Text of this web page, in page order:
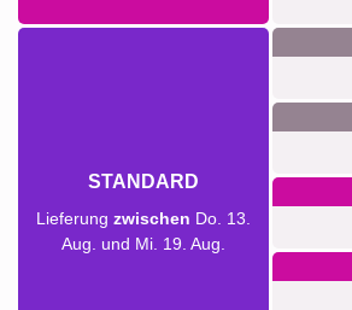
STANDARD
Lieferung zwischen Do. 13.
Aug. und Mi. 19. Aug.